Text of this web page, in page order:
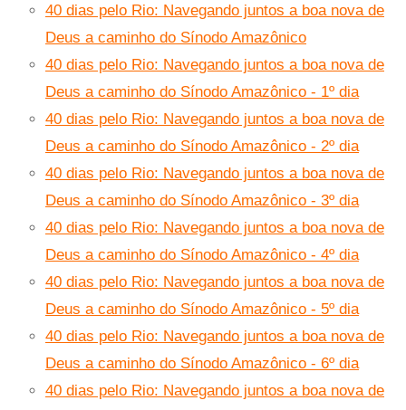
40 dias pelo Rio: Navegando juntos a boa nova de
Deus a caminho do Sínodo Amazônico
40 dias pelo Rio: Navegando juntos a boa nova de
Deus a caminho do Sínodo Amazônico - 1º dia
40 dias pelo Rio: Navegando juntos a boa nova de
Deus a caminho do Sínodo Amazônico - 2º dia
40 dias pelo Rio: Navegando juntos a boa nova de
Deus a caminho do Sínodo Amazônico - 3º dia
40 dias pelo Rio: Navegando juntos a boa nova de
Deus a caminho do Sínodo Amazônico - 4º dia
40 dias pelo Rio: Navegando juntos a boa nova de
Deus a caminho do Sínodo Amazônico - 5º dia
40 dias pelo Rio: Navegando juntos a boa nova de
Deus a caminho do Sínodo Amazônico - 6º dia
40 dias pelo Rio: Navegando juntos a boa nova de